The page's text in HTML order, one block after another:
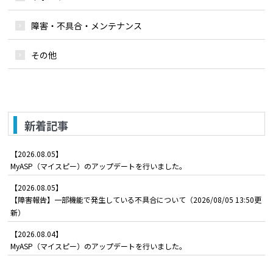
障害・不具合・メンテナンス
その他
新着記事
【2026.08.05】
MyASP（マイスピー）のアップデートを行いました。
【2026.08.05】
【障害報告】一部機能で発生している不具合について（2026/08/05 13:50更
新）
【2026.08.04】
MyASP（マイスピー）のアップデートを行いました。